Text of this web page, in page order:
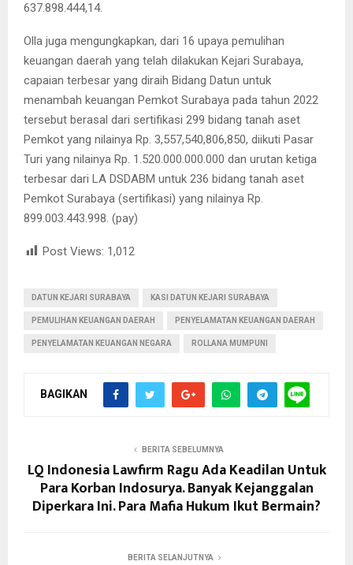
637.898.444,14.
Olla juga mengungkapkan, dari 16 upaya pemulihan
keuangan daerah yang telah dilakukan Kejari Surabaya,
capaian terbesar yang diraih Bidang Datun untuk
menambah keuangan Pemkot Surabaya pada tahun 2022
tersebut berasal dari sertifikasi 299 bidang tanah aset
Pemkot yang nilainya Rp. 3,557,540,806,850, diikuti Pasar
Turi yang nilainya Rp. 1.520.000.000.000 dan urutan ketiga
terbesar dari LA DSDABM untuk 236 bidang tanah aset
Pemkot Surabaya (sertifikasi) yang nilainya Rp.
899.003.443.998. (pay)
Post Views: 1,012
DATUN KEJARI SURABAYA KASI DATUN KEJARI SURABAYA
PEMULIHAN KEUANGAN DAERAH PENYELAMATAN KEUANGAN DAERAH
PENYELAMATAN KEUANGAN NEGARA ROLLANA MUMPUNI
BAGIKAN
BERITA SEBELUMNYA
LQ Indonesia Lawfirm Ragu Ada Keadilan Untuk
Para Korban Indosurya. Banyak Kejanggalan
Diperkara Ini. Para Mafia Hukum Ikut Bermain?
BERITA SELANJUTNYA